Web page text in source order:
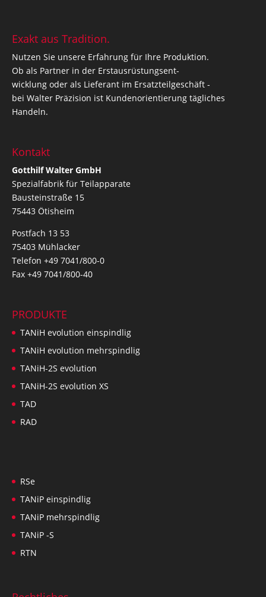
Exakt aus Tradition.
Nutzen Sie unsere Erfahrung für Ihre Produktion.
Ob als Partner in der Erstausrüstungsent-
wicklung oder als Lieferant im Ersatzteilgeschäft -
bei Walter Präzision ist Kundenorientierung tägliches
Handeln.
Kontakt
Gotthilf Walter GmbH
Spezialfabrik für Teilapparate
Bausteinstraße 15
75443 Ötisheim
Postfach 13 53
75403 Mühlacker
Telefon +49 7041/800-0
Fax +49 7041/800-40
PRODUKTE
TANiH evolution einspindlig
TANiH evolution mehrspindlig
TANiH-2S evolution
TANiH-2S evolution XS
TAD
RAD
RSe
TANiP einspindlig
TANiP mehrspindlig
TANiP -S
RTN